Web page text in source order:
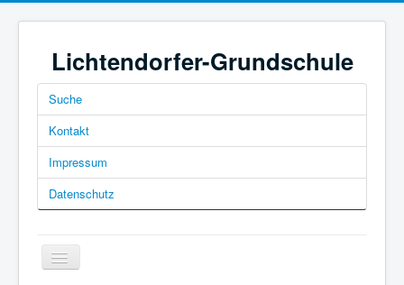
Lichtendorfer-Grundschule
Suche
Kontakt
Impressum
Datenschutz
Navigation
an/aus